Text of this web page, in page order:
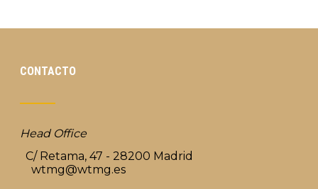
CONTACTO
Head Office
C/ Retama, 47 - 28200 Madrid
wtmg@wtmg.es